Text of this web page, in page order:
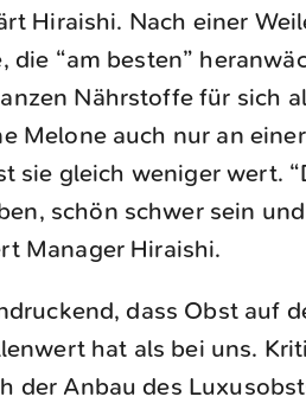
Hiraishi. Nach einer
die “am besten”
Nährstoffe für sich
Melone auch nur an
sie gleich weniger wert.
schön schwer sein
Manager Hiraishi.
dass Obst auf
hat als bei uns.
der Anbau des